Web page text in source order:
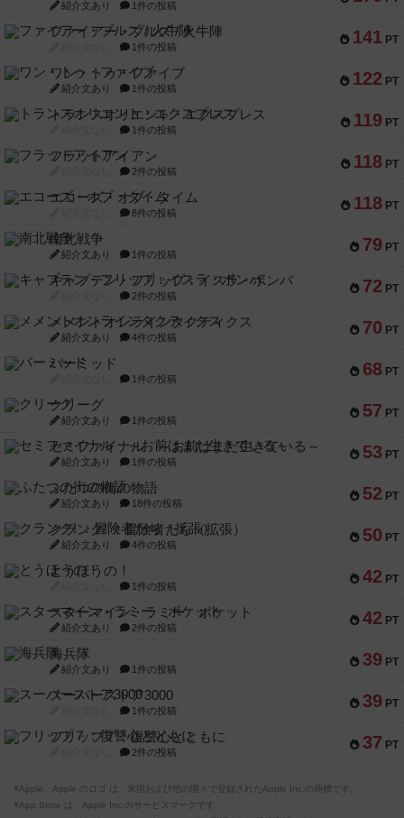
紹介文あり 1件の投稿
141 PT
ファイアー・ブルズ / 火牛陣
1件の投稿
122 PT
ワン・トゥ・ファイブ
紹介文あり 1件の投稿
119 PT
トランスオリエント・エクスプレス
1件の投稿
118 PT
フラットアイアン
2件の投稿
118 PT
エコーズ・オブ・タイム
8件の投稿
79 PT
南北戦争
紹介文あり 1件の投稿
72 PT
キャプテン・フリップ：イスラ・ボンバ
2件の投稿
70 PT
メメントオンラインタクティクス
紹介文あり 4件の投稿
68 PT
パーミッド
1件の投稿
57 PT
クリーグ
紹介文あり 1件の投稿
53 PT
セミファイナル ～お前はまだ生きている～
紹介文あり 1件の投稿
52 PT
ふたつの街の物語
紹介文あり 18件の投稿
50 PT
クランク! ：冒険者たち（拡張）
紹介文あり 4件の投稿
42 PT
とうほうの！
1件の投稿
42 PT
スターマイン・ラミー ポケット
紹介文あり 2件の投稿
39 PT
海兵隊
紹介文あり 1件の投稿
39 PT
スーパーストア3000
1件の投稿
37 PT
フリップ７：復讐心とともに
2件の投稿
※Apple、Apple のロゴ は、米国および他の国々で登録されたApple Inc.の商標です。
※App Store は、Apple Inc.のサービスマークです。